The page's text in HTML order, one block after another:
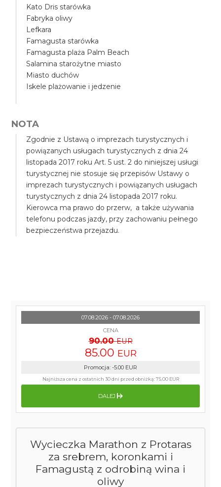
Kato Dris starówka
Fabryka oliwy
Lefkara
Famagusta starówka
Famagusta plaża Palm Beach
Salamina starożytne miasto
Miasto duchów
Iskele plażowanie i jedzenie
NOTA
Zgodnie z Ustawą o imprezach turystycznych i
powiązanych usługach turystycznych z dnia 24
listopada 2017 roku Art. 5 ust. 2 do niniejszej usługi
turystycznej nie stosuje się przepisów Ustawy o
imprezach turystycznych i powiązanych usługach
turystycznych z dnia 24 listopada 2017 roku.
Kierowca ma prawo do przerw, a także używania
telefonu podczas jazdy, przy zachowaniu pełnego
bezpieczeństwa przejazdu.
Wycieczka Marathon z Protaras
za srebrem, koronkami i
Famagustą z odrobiną wina i
oliwy
07.08.2026 - 07.08.2026
CENA
90.00 EUR
85.00 EUR
Promocja: -5.00 EUR
Najniższa cena z ostatnich 30 dni przed obniżką:75.00 EUR
DALEJ